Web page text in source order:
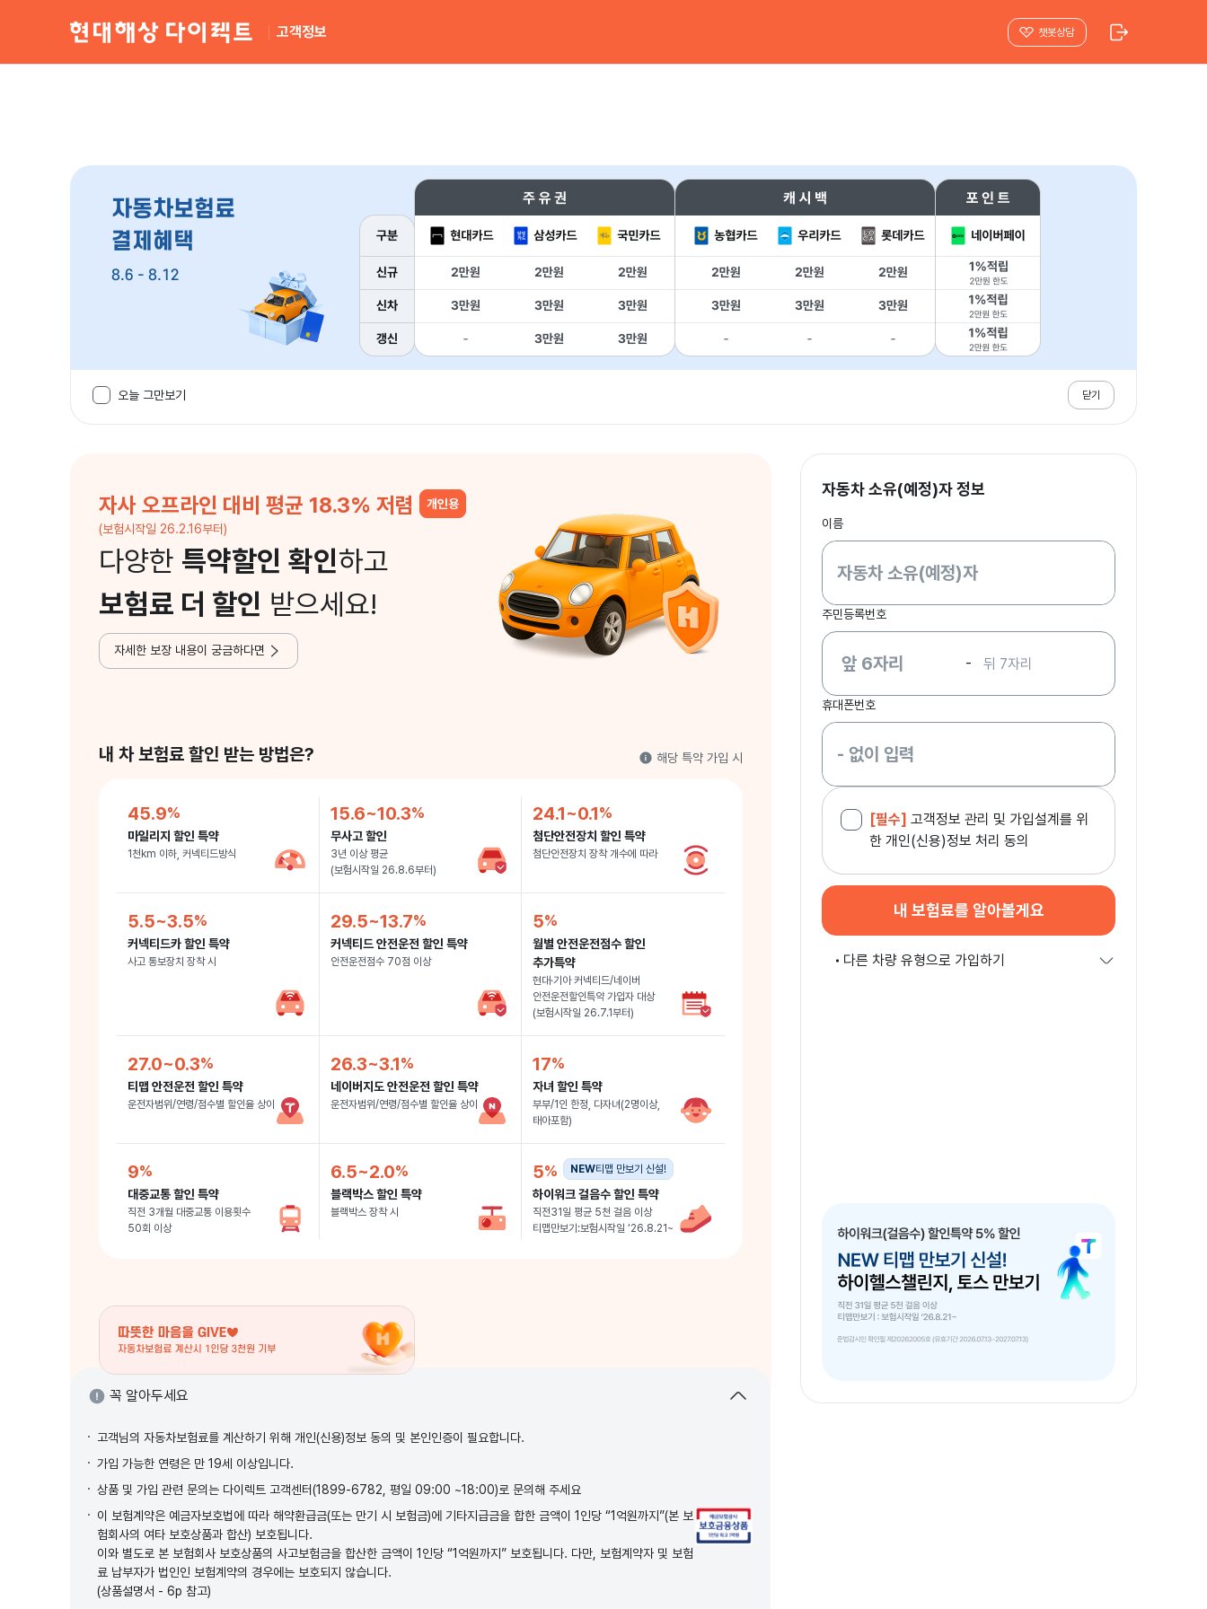
고객정보 챗봇상담
오늘 그만보기 닫기
자사 오프라인 대비 평균 18.3% 저렴
개인용
(보험시작일 26.2.16부터)
다양한 특약할인 확인하고
보험료 더 할인 받으세요!
자세한 보장 내용이 궁금하다면
내 차 보험료 할인 받는 방법은? 해당 특약 가입 시
45.9
마일리지 할인 특약
1천km 이하, 커넥티드방식
15.6~10.3
무사고 할인
3년 이상 평균
(보험시작일 26.8.6부터)
24.1~0.1
첨단안전장치 할인 특약
첨단안전장치 장착 개수에 따라
5.5~3.5
커넥티드카 할인 특약
사고 통보장치 장착 시
29.5~13.7
커넥티드 안전운전 할인 특약
안전운전점수 70점 이상
5
월별 안전운전점수 할인
추가특약
현대·기아 커넥티드/네이버
안전운전할인특약 가입자 대상
(보험시작일 26.7.1부터)
27.0~0.3
티맵 안전운전 할인 특약
운전자범위/연령/점수별 할인율 상이
26.3~3.1
네이버지도 안전운전 할인 특약
운전자범위/연령/점수별 할인율 상이
17
자녀 할인 특약
부부/1인 한정, 다자녀(2명이상,
태아포함)
9
대중교통 할인 특약
직전 3개월 대중교통 이용횟수
50회 이상
6.5~2.0
블랙박스 할인 특약
블랙박스 장착 시
5 NEW티맵 만보기 신설!
하이워크 걸음수 할인 특약
직전31일 평균 5천 걸음 이상
티맵만보기:보험시작일 ‘26.8.21~
자동차 소유(예정)자 정보
이름
주민등록번호
-
휴대폰번호
[필수] 고객정보 관리 및 가입설계를 위
한 개인(신용)정보 처리 동의
내 보험료를 알아볼게요
다른 차량 유형으로 가입하기
꼭 알아두세요
고객님의 자동차보험료를 계산하기 위해 개인(신용)정보 동의 및 본인인증이 필요합니다.
가입 가능한 연령은 만 19세 이상입니다.
상품 및 가입 관련 문의는 다이렉트 고객센터(1899-6782, 평일 09:00 ~18:00)로 문의해 주세요
이 보험계약은 예금자보호법에 따라 해약환급금(또는 만기 시 보험금)에 기타지급금을 합한 금액이 1인당 “1억원까지”(본 보
험회사의 여타 보호상품과 합산) 보호됩니다.
이와 별도로 본 보험회사 보호상품의 사고보험금을 합산한 금액이 1인당 “1억원까지” 보호됩니다. 다만, 보험계약자 및 보험
료 납부자가 법인인 보험계약의 경우에는 보호되지 않습니다.
(상품설명서 - 6p 참고)